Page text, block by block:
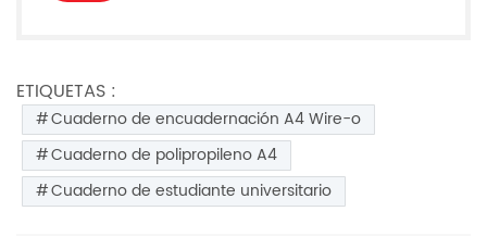
ETIQUETAS :
Cuaderno de encuadernación A4 Wire-o
Cuaderno de polipropileno A4
Cuaderno de estudiante universitario